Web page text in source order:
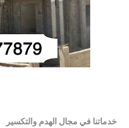
خدماتنا في مجال الهدم والتكسير